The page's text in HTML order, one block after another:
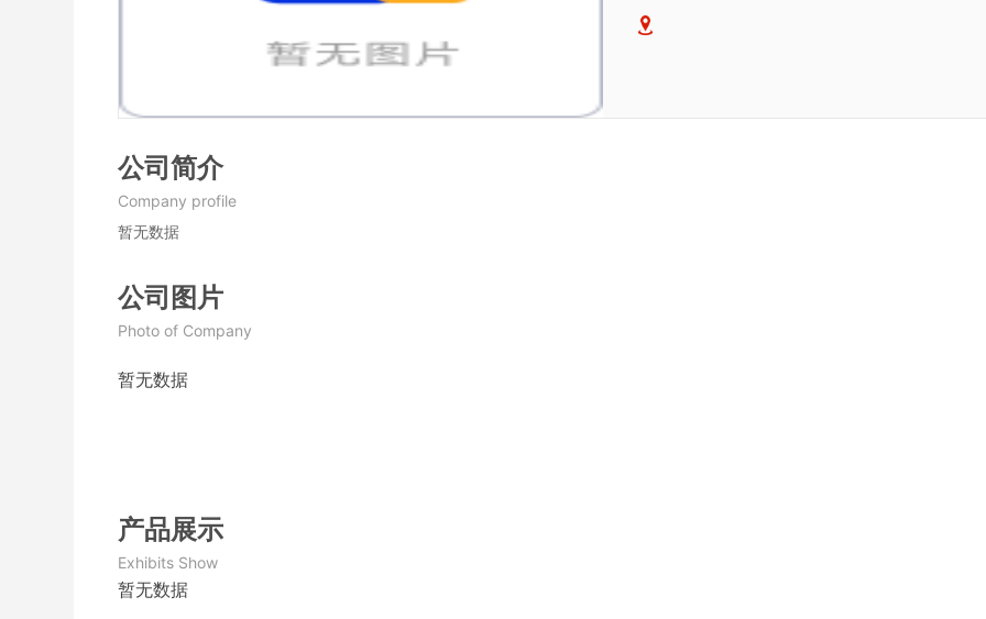
公司简介
Company profile
暂无数据
公司图片
Photo of Company
暂无数据
产品展示
Exhibits Show
暂无数据